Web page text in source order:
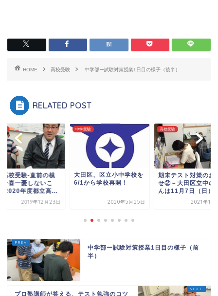
HOME 高校受験 中学部ー試験対策授業1日目の様子（後半）
RELATED POST
高校受験‐直前の模
一喜一憂しないこ
‐2020年度都立高...
2019年12月23日
中学受験
大田区、区立小中学校を
6/1から学校再開！
2020年5月25日
高校受験
期末テスト対策のお
せ②－大田区立中の
んは11月7日（日）
2021年10
中学部ー試験対策授業1日目の様子（前
半）
プロ塾講師が答える、テスト勉強のコツ